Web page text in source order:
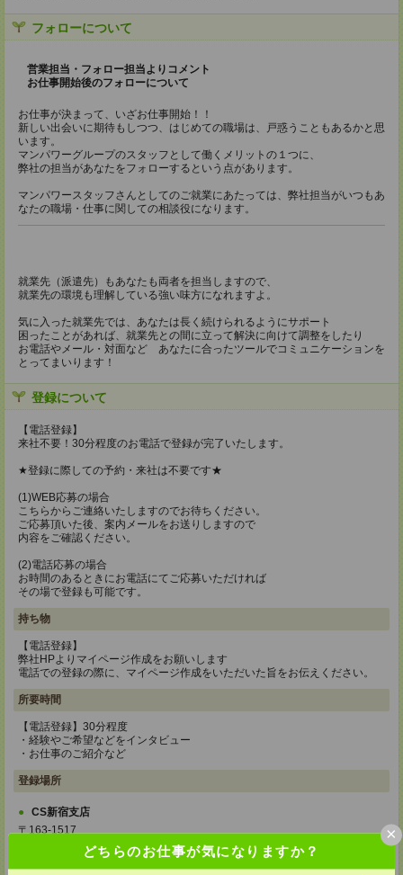
どちらのお仕事が気になりますか？
×
フォローについて
営業担当・フォロー担当よりコメント
お仕事開始後のフォローについて
お仕事が決まって、いざお仕事開始！！
新しい出会いに期待もしつつ、はじめての職場は、戸惑うこともあるかと思
います。
マンパワーグループのスタッフとして働くメリットの１つに、
弊社の担当があなたをフォローするという点があります。
マンパワースタッフさんとしてのご就業にあたっては、弊社担当がいつもあ
なたの職場・仕事に関しての相談役になります。
就業先（派遣先）もあなたも両者を担当しますので、
就業先の環境も理解している強い味方になれますよ。
気に入った就業先では、あなたは長く続けられるようにサポート
困ったことがあれば、就業先との間に立って解決に向けて調整をしたり
お電話やメール・対面など あなたに合ったツールでコミュニケーションを
とってまいります！
登録について
【電話登録】
来社不要！30分程度のお電話で登録が完了いたします。
★登録に際しての予約・来社は不要です★
(1)WEB応募の場合
こちらからご連絡いたしますのでお待ちください。
ご応募頂いた後、案内メールをお送りしますので
内容をご確認ください。
(2)電話応募の場合
お時間のあるときにお電話にてご応募いただければ
その場で登録も可能です。
持ち物
【電話登録】
弊社HPよりマイページ作成をお願いします
電話での登録の際に、マイページ作成をいただいた旨をお伝えください。
所要時間
【電話登録】30分程度
・経験やご希望などをインタビュー
・お仕事のご紹介など
登録場所
CS新宿支店
〒163-1517
東京都新宿区西新宿 1-6-1 新宿エルタワー 17F
TEL：0120-659-458
MAIL：CS_SHINJUKU@manpowergroup.jp